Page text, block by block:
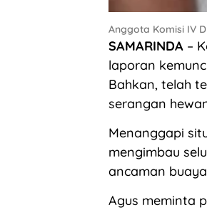
Anggota Komisi IV
SAMARINDA –
laporan
Bahkan, telah
serangan
Menanggapi
mengimbau
ancaman
Agus meminta